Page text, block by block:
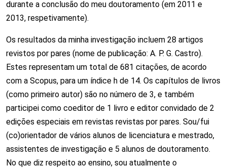
durante a conclusão do meu doutoramento (em 2011 e
2013, respetivamente).
Os resultados da minha investigação incluem 28 artigos
revistos por pares (nome de publicação: A. P. G. Castro).
Estes representam um total de 681 citações, de acordo
com a Scopus, para um índice h de 14. Os capítulos de livros
(como primeiro autor) são no número de 3, e também
participei como coeditor de 1 livro e editor convidado de 2
edições especiais em revistas revistas por pares. Sou/fui
(co)orientador de vários alunos de licenciatura e mestrado,
assistentes de investigação e 5 alunos de doutoramento.
No que diz respeito ao ensino, sou atualmente o